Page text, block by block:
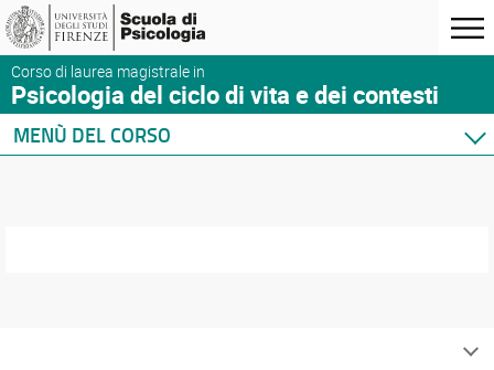
Corso di laurea magistrale in
Psicologia del ciclo di vita e dei contesti
MENÙ DEL CORSO